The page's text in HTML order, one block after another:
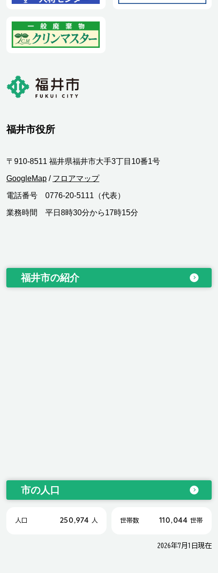
福井市役所
〒910-8511 福井県福井市大手3丁目10番1号
GoogleMap / フロアマップ
電話番号 0776-20-5111（代表）
業務時間 平日8時30分から17時15分
福井市の紹介
市の人口
人口 250,974 人 世帯数 110,044 世帯
2026年7月1日現在